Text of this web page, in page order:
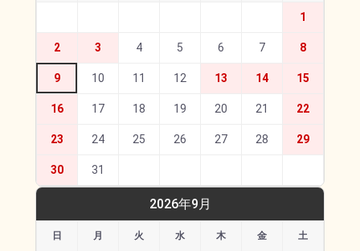
1
2 3 4 5 6 7 8
9 10 11 12 13 14 15
16 17 18 19 20 21 22
23 24 25 26 27 28 29
30 31
2026年9月
日 月 火 水 木 金 土